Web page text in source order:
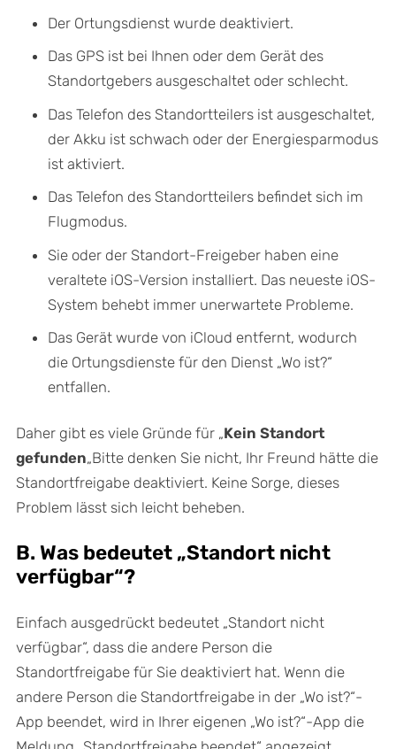
Der Ortungsdienst wurde deaktiviert.
Das GPS ist bei Ihnen oder dem Gerät des
Standortgebers ausgeschaltet oder schlecht.
Das Telefon des Standortteilers ist ausgeschaltet,
der Akku ist schwach oder der Energiesparmodus
ist aktiviert.
Das Telefon des Standortteilers befindet sich im
Flugmodus.
Sie oder der Standort-Freigeber haben eine
veraltete iOS-Version installiert. Das neueste iOS-
System behebt immer unerwartete Probleme.
Das Gerät wurde von iCloud entfernt, wodurch
die Ortungsdienste für den Dienst „Wo ist?“
entfallen.
Daher gibt es viele Gründe für „Kein Standort
gefunden„Bitte denken Sie nicht, Ihr Freund hätte die
Standortfreigabe deaktiviert. Keine Sorge, dieses
Problem lässt sich leicht beheben.
B. Was bedeutet „Standort nicht
verfügbar“?
Einfach ausgedrückt bedeutet „Standort nicht
verfügbar“, dass die andere Person die
Standortfreigabe für Sie deaktiviert hat. Wenn die
andere Person die Standortfreigabe in der „Wo ist?“-
App beendet, wird in Ihrer eigenen „Wo ist?“-App die